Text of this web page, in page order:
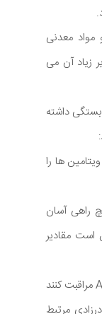
مواد معدنی
زیاد آن می
داشته
ها را
راهی آسان
است مقادیر
افراد باردار باید به ویژه در مصرف ویتامین A مراقبت کنند
مرتبط